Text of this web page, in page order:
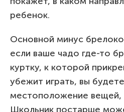
ребенок.
Основной минус
если ваше чадо где-то
куртку, к которой
убежит играть, вы
местоположение вещей,
Школьник постарше